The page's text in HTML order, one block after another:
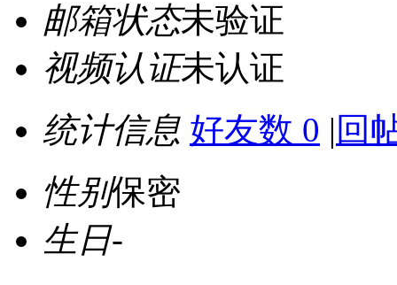
邮箱状态未验证
视频认证未认证
统计信息 好友数 0 | 回
性别保密
生日-